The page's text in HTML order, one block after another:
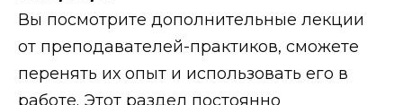
Вы посмотрите дополнительные лекции
от преподавателей-практиков, сможете
перенять их опыт и использовать его в
работе. Этот раздел постоянно